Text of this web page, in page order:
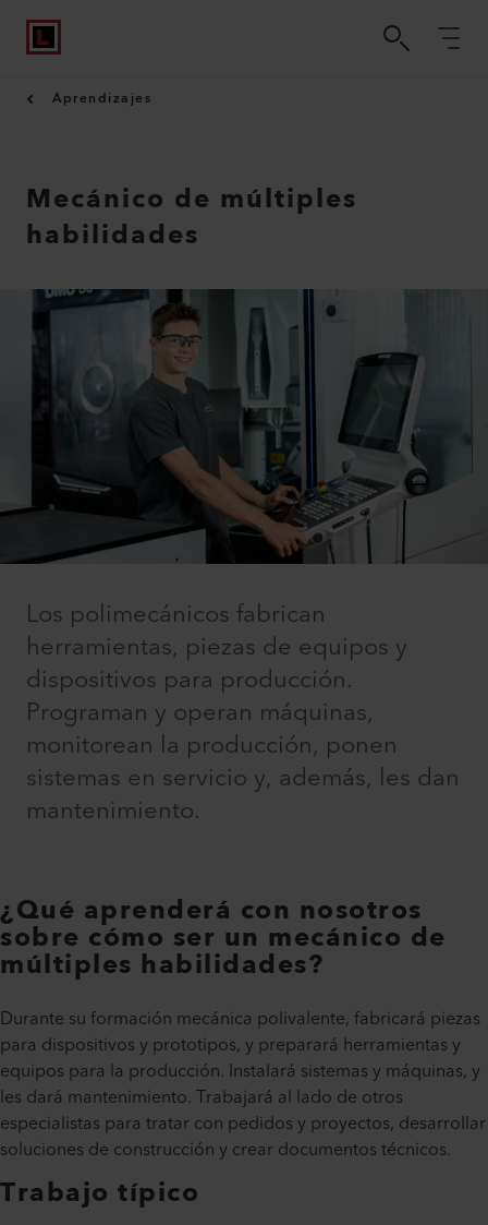
Aprendizajes
Mecánico de múltiples
habilidades
Los polimecánicos fabrican
herramientas, piezas de equipos y
dispositivos para producción.
Programan y operan máquinas,
monitorean la producción, ponen
sistemas en servicio y, además, les dan
mantenimiento.
¿Qué aprenderá con nosotros
sobre cómo ser un mecánico de
múltiples habilidades?
Durante su formación mecánica polivalente, fabricará piezas
para dispositivos y prototipos, y preparará herramientas y
equipos para la producción. Instalará sistemas y máquinas, y
les dará mantenimiento. Trabajará al lado de otros
especialistas para tratar con pedidos y proyectos, desarrollar
soluciones de construcción y crear documentos técnicos.
Trabajo típico